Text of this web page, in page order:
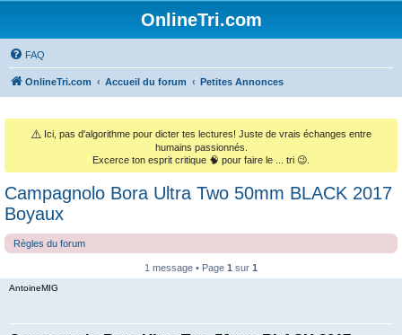
OnlineTri.com
FAQ
OnlineTri.com Accueil du forum Petites Annonces
⚠️ Ici, pas d'algorithme pour dicter tes lectures! Juste de vrais échanges entre
humains passionnés.
Excerce ton esprit critique 🧠 pour faire le ... tri 😉.
Campagnolo Bora Ultra Two 50mm BLACK 2017
Boyaux
Règles du forum
1 message • Page 1 sur 1
AntoineMIG